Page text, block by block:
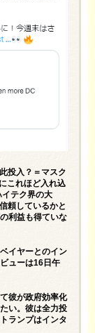
投入？＝マスク
これほど入れ込
テク界の大
頼しているかと
利益も得ていな
イヤーとのイン
ューは16日午
彼が政府効率化
い。彼は全力投
ランプはインタ